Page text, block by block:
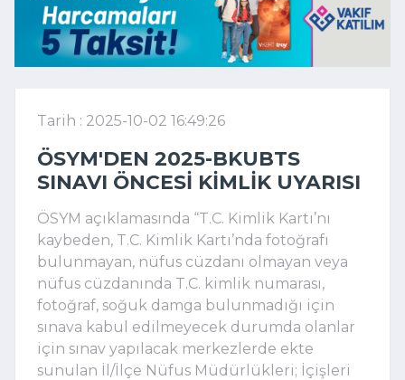
Tarih : 2025-10-02 16:49:26
ÖSYM'DEN 2025-BKUBTS
SINAVI ÖNCESI KIMLIK UYARISI
ÖSYM açıklamasında “T.C. Kimlik Kartı’nı
kaybeden, T.C. Kimlik Kartı’nda fotoğrafı
bulunmayan, nüfus cüzdanı olmayan veya
nüfus cüzdanında T.C. kimlik numarası,
fotoğraf, soğuk damga bulunmadığı için
sınava kabul edilmeyecek durumda olanlar
için sınav yapılacak merkezlerde ekte
sunulan İl/İlçe Nüfus Müdürlükleri; İçişleri